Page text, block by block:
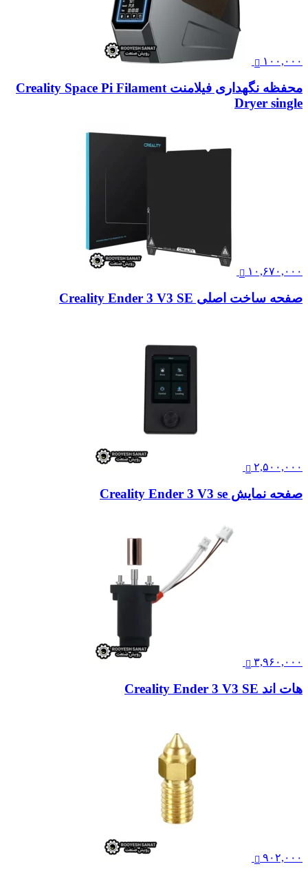
۱۰۰,۰۰۰
محفظه نگهداری فیلامنت Creality Space Pi Filament
Dryer single
۱۰,۶۷۰,۰۰۰
صفحه ساخت اصلی Creality Ender 3 V3 SE
۲,۵۰۰,۰۰۰
صفحه نمایش Creality Ender 3 V3 se
۳,۹۶۰,۰۰۰
هات اند Creality Ender 3 V3 SE
۹۰۲,۰۰۰